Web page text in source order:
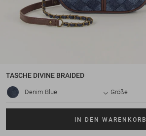
TASCHE DIVINE BRAIDED
Denim Blue Größe
IN DEN WARENKORB